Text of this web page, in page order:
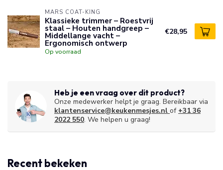
MARS COAT-KING
Klassieke trimmer – Roestvrij
staal – Houten handgreep –
Middellange vacht –
Ergonomisch ontwerp
Op voorraad
€28,95
Heb je een vraag over dit product?
Onze medewerker helpt je graag. Bereikbaar via
klantenservice@keukenmesjes.nl of +31 36
2022 550. We helpen u graag!
Recent bekeken